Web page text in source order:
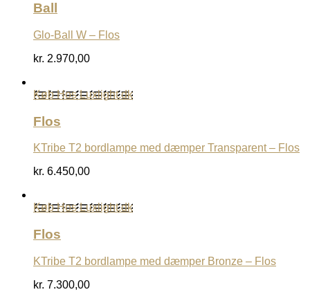
Ball
Glo-Ball W – Flos
kr. 2.970,00
Køb Hos Luxlight.dk
Flos
KTribe T2 bordlampe med dæmper Transparent – Flos
kr. 6.450,00
Køb Hos Luxlight.dk
Flos
KTribe T2 bordlampe med dæmper Bronze – Flos
kr. 7.300,00